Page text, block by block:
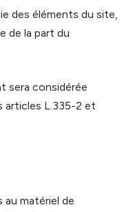
des éléments du site,
de la part du
sera considérée
articles L.335-2 et
matériel de